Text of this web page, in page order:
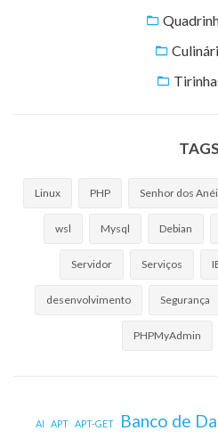
TAGS
Linux PHP Senhor dos
wsl Mysql Debian
Servidor Serviços
desenvolvimento Segurança
PHPMyAdmin
AI APT APT-GET Banco de